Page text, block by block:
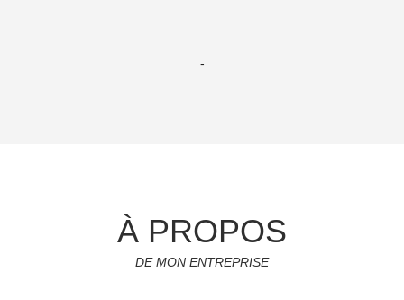
-
À PROPOS
DE MON ENTREPRISE